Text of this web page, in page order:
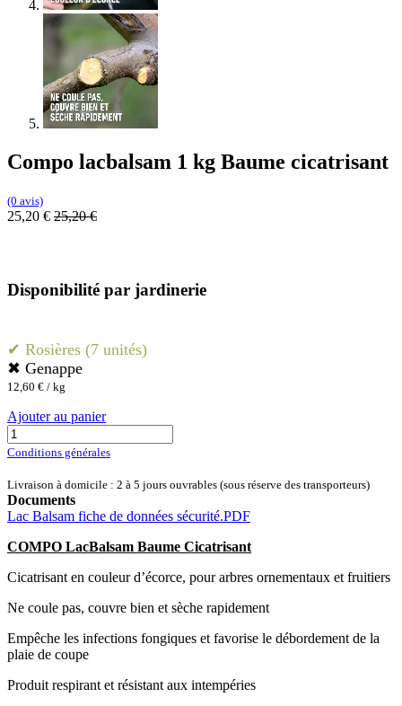
Compo lacbalsam 1 kg Baume cicatrisant
(0 avis)
25,20 € 25,20€
Disponibilité par jardinerie
✔ Rosières (7 unités)
✖ Genappe
12,60 € / kg
Ajouter au panier
Conditions générales
Livraison à domicile : 2 à 5 jours ouvrables (sous réserve des transporteurs)
Documents
Lac Balsam fiche de données sécurité.PDF
COMPO LacBalsam Baume Cicatrisant
Cicatrisant en couleur d’écorce, pour arbres ornementaux et fruitiers
Ne coule pas, couvre bien et sèche rapidement
Empêche les infections fongiques et favorise le débordement de la
plaie de coupe
Produit respirant et résistant aux intempéries